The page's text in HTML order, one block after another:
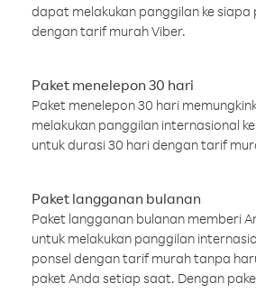
dapat melakukan panggilan ke siapa
dengan tarif murah Viber.
Paket menelepon 30 hari
Paket menelepon 30 hari
melakukan panggilan internasional
untuk durasi 30 hari dengan tarif
Paket langganan bulanan
Paket langganan bulanan memberi
untuk melakukan panggilan
ponsel dengan tarif murah tanpa
paket Anda setiap saat. Dengan